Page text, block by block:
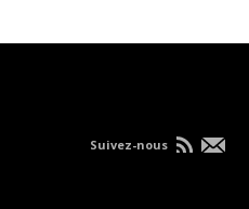
Suivez-nous